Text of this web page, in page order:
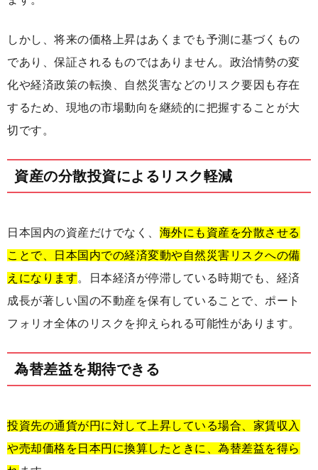
しかし、将来の価格上昇はあくまでも予測に基づくもの
であり、保証されるものではありません。政治情勢の変
化や経済政策の転換、自然災害などのリスク要因も存在
するため、現地の市場動向を継続的に把握することが大
切です。
資産の分散投資によるリスク軽減
日本国内の資産だけでなく、 海外にも資産を分散させる
ことで、日本国内での経済変動や自然災害リスクへの備
えになります。日本経済が停滞している時期でも、経済
成長が著しい国の不動産を保有していることで、ポート
フォリオ全体のリスクを抑えられる可能性があります。
為替差益を期待できる
投資先の通貨が円に対して上昇している場合、家賃収入
や売却価格を日本円に換算したときに、為替差益を得ら